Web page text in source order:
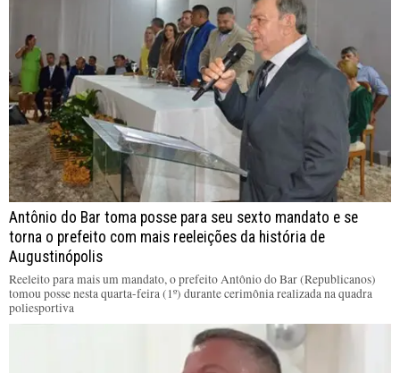
Antônio do Bar toma posse para seu sexto mandato e se
torna o prefeito com mais reeleições da história de
Augustinópolis
Reeleito para mais um mandato, o prefeito Antônio do Bar (Republicanos)
tomou posse nesta quarta-feira (1º) durante cerimônia realizada na quadra
poliesportiva